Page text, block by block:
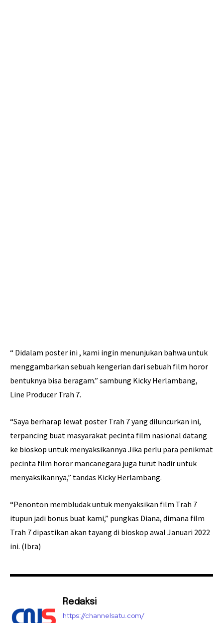
“ Didalam poster ini , kami ingin menunjukan bahwa untuk
menggambarkan sebuah kengerian dari sebuah film horor
bentuknya bisa beragam.” sambung Kicky Herlambang,
Line Producer Trah 7.
“Saya berharap lewat poster Trah 7 yang diluncurkan ini,
terpancing buat masyarakat pecinta film nasional datang
ke bioskop untuk menyaksikannya Jika perlu para penikmat
pecinta film horor mancanegara juga turut hadir untuk
menyaksikannya,” tandas Kicky Herlambang.
“Penonton membludak untuk menyaksikan film Trah 7
itupun jadi bonus buat kami,” pungkas Diana, dimana film
Trah 7 dipastikan akan tayang di bioskop awal Januari 2022
ini. (Ibra)
Redaksi
https://channelsatu.com/